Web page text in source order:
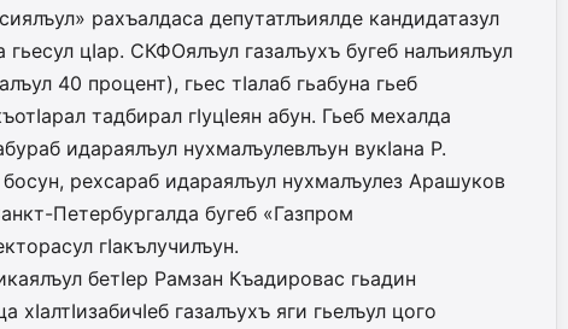
рахъалдаса депутатлъиялде кандидатазул
цIар. СКФОялъул газалъухъ бугеб налъиялъул
40 процент), гьес тIалаб гьабуна гьеб
тадбирал гIуцIеян абун. Гьеб мехалда
идараялъул нухмалъулевлъун вукIана Р.
рехсараб идараялъул нухмалъулез Арашуков
Петербургалда бугеб «Газпром
гIакълучилъун.
бетIер Рамзан Къадировас гьадин
хIалтIизабичIеб газалъухъ яги гьелъул цого